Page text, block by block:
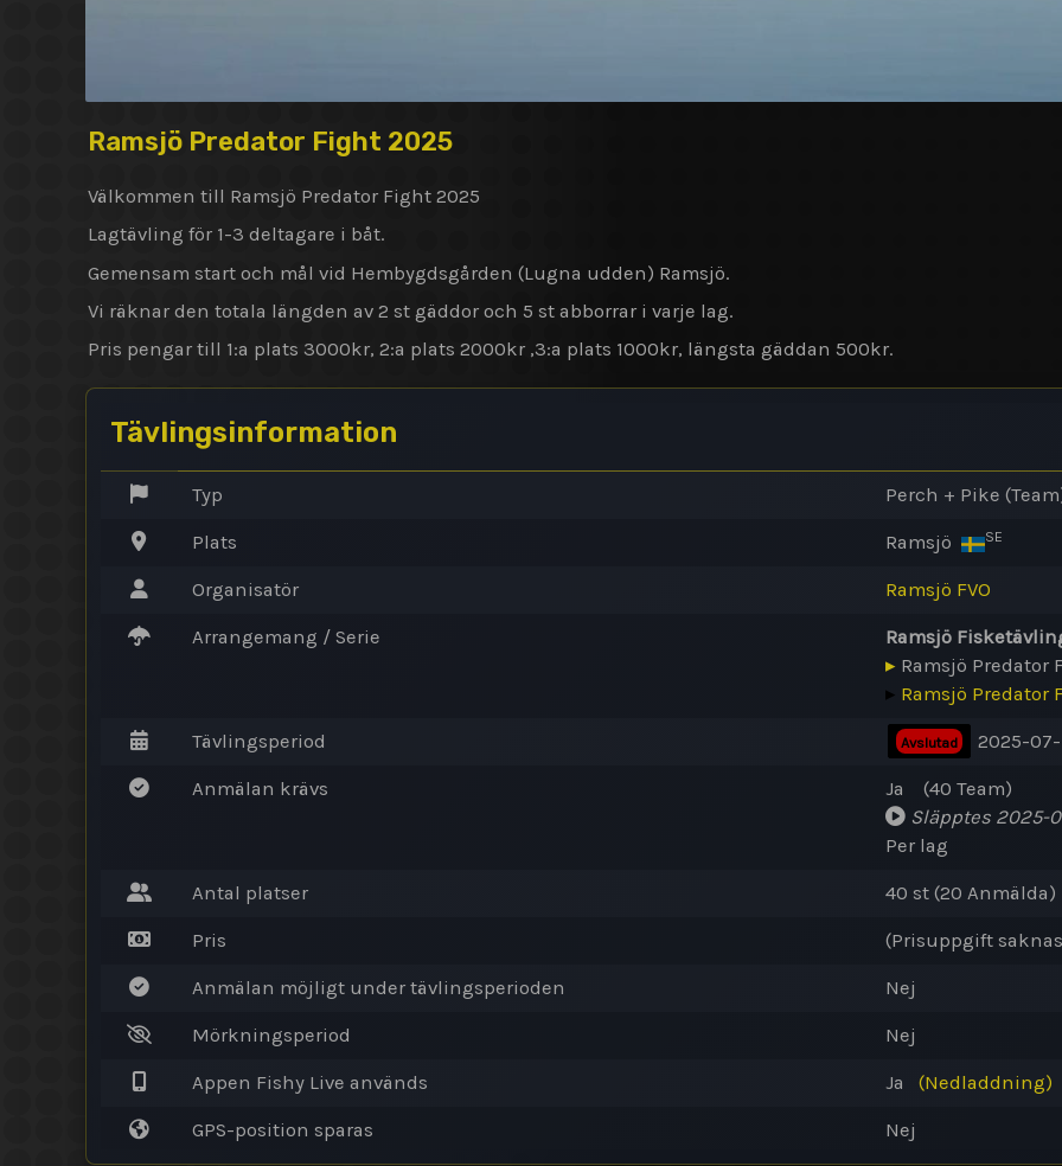
Ramsjö Predator Fight 2025
Välkommen till Ramsjö Predator Fight 2025
Lagtävling för 1-3 deltagare i båt.
Gemensam start och mål vid Hembygdsgården (Lugna udden) Ramsjö.
Vi räknar den totala längden av 2 st gäddor och 5 st abborrar i varje lag.
Pris pengar till 1:a plats 3000kr, 2:a plats 2000kr ,3:a plats 1000kr, längsta gäddan 500kr.
Tävlingsinformation
Typ Perch + Pike
Plats Ramsjö SE
Organisatör Ramsjö FVO
Arrangemang / Serie
Ramsjö
▸ Ramsjö Predator
▸ Ramsjö Predator
Tävlingsperiod Avslutad 2025-
Anmälan krävs Ja (40 Team)
Släpptes 2025-
Per lag
Antal platser 40 st (20 Anmälda)
Pris (Prisuppgift
Anmälan möjligt under tävlingsperioden Nej
Mörkningsperiod Nej
Appen Fishy Live används Ja (Nedladdning)
GPS-position sparas Nej